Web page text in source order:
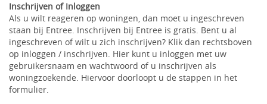
Inschrijven of Inloggen
Als u wilt reageren op woningen, dan moet u ingeschreven
staan bij Entree. Inschrijven bij Entree is gratis. Bent u al
ingeschreven of wilt u zich inschrijven? Klik dan rechtsboven
op inloggen / inschrijven. Hier kunt u inloggen met uw
gebruikersnaam en wachtwoord of u inschrijven als
woningzoekende. Hiervoor doorloopt u de stappen in het
formulier.